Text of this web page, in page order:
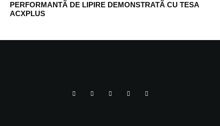
PERFORMANTÃ DE LIPIRE DEMONSTRATÃ CU TESA
ACXPLUS